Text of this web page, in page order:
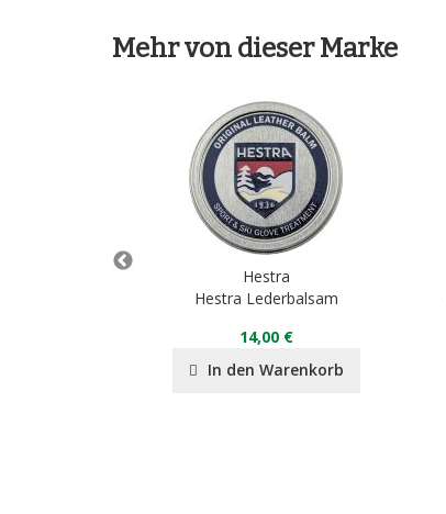
Mehr von dieser Marke
Hestra
Hestra Lederbalsam
14,00 €
In den Warenkorb